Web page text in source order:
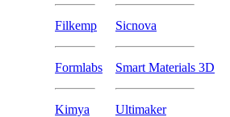
Filkemp
Formlabs
Kimya
Sicnova
Smart Materials 3D
Ultimaker